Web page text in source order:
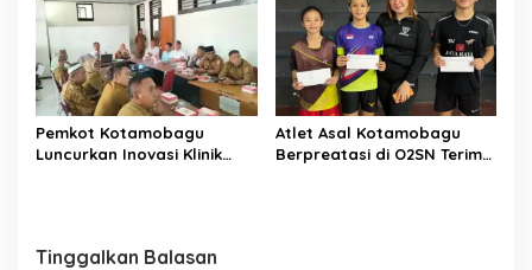
Pemkot Kotamobagu
Luncurkan Inovasi Klinik
Atlet Asal Kotamobagu
Berpreatasi di O2SN Terima
Tinggalkan Balasan